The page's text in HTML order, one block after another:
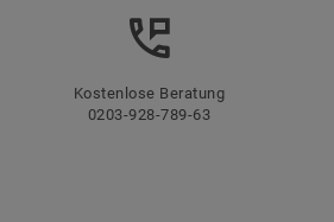
Kostenlose Beratung
0203-928-789-63